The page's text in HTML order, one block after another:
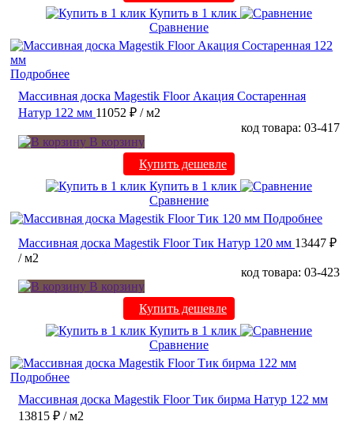
Купить в 1 клик
Сравнение
Подробнее
Массивная доска Magestik Floor Акация Состаренная
Натур 122 мм 11052 ₽ / м2
код товара: 03-417
В корзину
Купить дешевле
Купить в 1 клик
Сравнение
Подробнее
Массивная доска Magestik Floor Тик Натур 120 мм 13447 ₽
/ м2
код товара: 03-423
В корзину
Купить дешевле
Купить в 1 клик
Сравнение
Подробнее
Массивная доска Magestik Floor Тик бирма Натур 122 мм
13815 ₽ / м2